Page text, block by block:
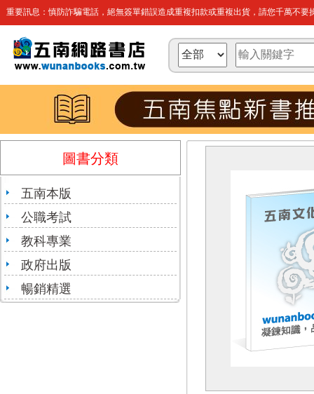
重要訊息：慎防詐騙電話，絕無簽單錯誤造成重複扣款或重複出貨，請您千萬不要
圖書分類
五南本版
公職考試
教科專業
政府出版
暢銷精選